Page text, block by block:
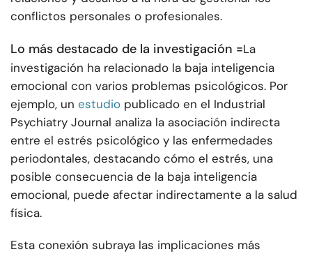
conflictos personales o profesionales.
Lo más destacado de la investigación =La
investigación ha relacionado la baja inteligencia
emocional con varios problemas psicológicos. Por
ejemplo, un estudio publicado en el Industrial
Psychiatry Journal analiza la asociación indirecta
entre el estrés psicológico y las enfermedades
periodontales, destacando cómo el estrés, una
posible consecuencia de la baja inteligencia
emocional, puede afectar indirectamente a la salud
física.
Esta conexión subraya las implicaciones más